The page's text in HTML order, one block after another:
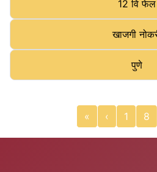
12 वि फेल
खाजगी
पुणे
« ‹ 1 8